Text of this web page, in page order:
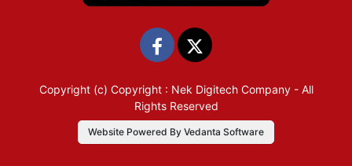
Copyright (c) Copyright : Nek Digitech Company- All
Rights Reserved
Website Powered By Vedanta Software